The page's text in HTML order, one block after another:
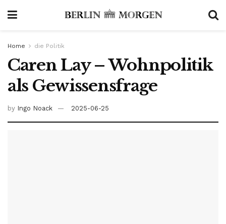
Home die Politik
Caren Lay – Wohnpolitik
als Gewissensfrage
by Ingo Noack 2025-06-25